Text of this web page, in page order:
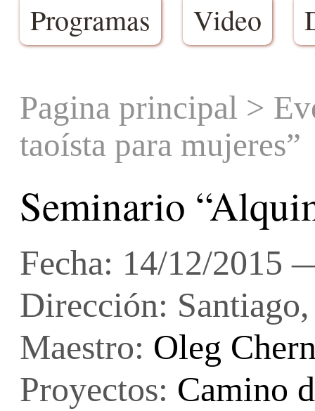
Programas
Video
Pagina principal >
taoísta para mujeres”
Seminario
Fecha: 14/12/2015
Dirección:
Maestro: Oleg
Proyectos: Camino